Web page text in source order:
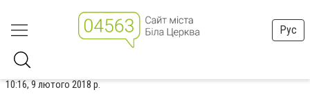
Рус
10:16, 9 лютого 2018 р.